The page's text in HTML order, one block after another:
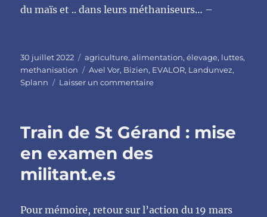
du maïs et .. dans leurs méthaniseurs… –
Publié
le
30 juillet 2022 Catégories
agriculture,alimentation,élevage, luttes,
methanisation
Étiquettes
Avel Vor, Bizien, EVALOR, Landunvez,
Splann
Laisser un commentairesur
régularisation
:
Train de St Gérand : mise
en examen des
militant.e.s
Pour mémoire, retour sur l’action du 19 mars